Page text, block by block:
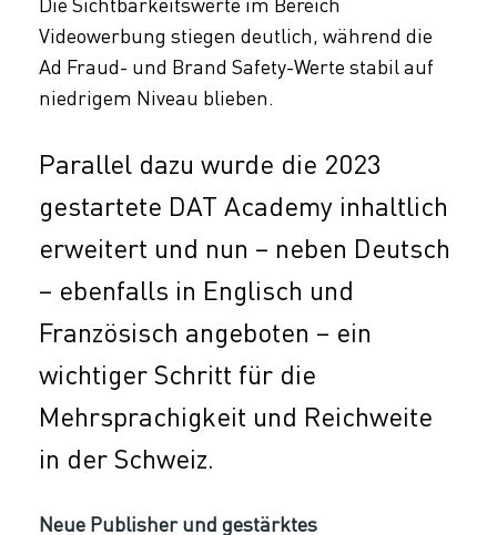
Videowerbung stiegen deutlich, während die
Ad Fraud- und Brand Safety-Werte stabil auf
niedrigem Niveau blieben.
Parallel dazu wurde die 2023
gestartete DAT Academy inhaltlich
erweitert und nun – neben Deutsch
– ebenfalls in Englisch und
Französisch angeboten – ein
wichtiger Schritt für die
Mehrsprachigkeit und Reichweite
in der Schweiz.
Neue Publisher und gestärktes